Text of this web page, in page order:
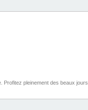
Profitez pleinement des beaux jours